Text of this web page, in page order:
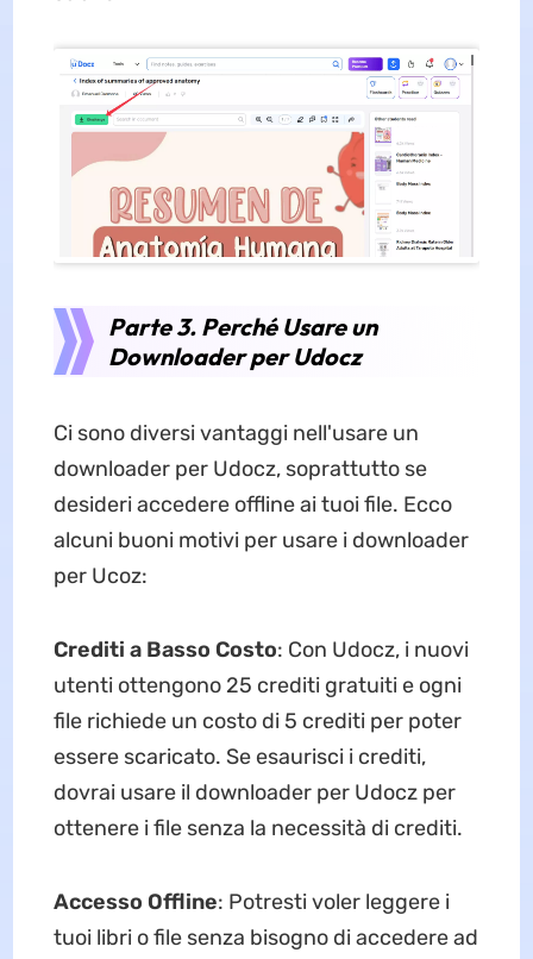
Parte 3. Perché Usare un
Downloader per Udocz
Ci sono diversi vantaggi nell'usare un
downloader per Udocz, soprattutto se
desideri accedere offline ai tuoi file. Ecco
alcuni buoni motivi per usare i downloader
per Ucoz:
Crediti a Basso Costo: Con Udocz, i nuovi
utenti ottengono 25 crediti gratuiti e ogni
file richiede un costo di 5 crediti per poter
essere scaricato. Se esaurisci i crediti,
dovrai usare il downloader per Udocz per
ottenere i file senza la necessità di crediti.
Accesso Offline: Potresti voler leggere i
tuoi libri o file senza bisogno di accedere ad